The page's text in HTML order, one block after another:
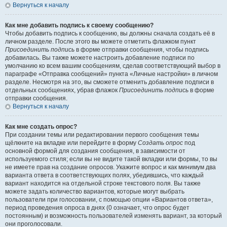
Вернуться к началу
Как мне добавить подпись к своему сообщению?
Чтобы добавить подпись к сообщению, вы должны сначала создать её в
личном разделе. После этого вы можете отметить флажком пункт
Присоединить подпись в форме отправки сообщения, чтобы подпись
добавилась. Вы также можете настроить добавление подписи по
умолчанию ко всем вашим сообщениям, сделав соответствующий выбор в
параграфе «Отправка сообщений» пункта «Личные настройки» в личном
разделе. Несмотря на это, вы сможете отменить добавление подписи в
отдельных сообщениях, убрав флажок Присоединить подпись в форме
отправки сообщения.
Вернуться к началу
Как мне создать опрос?
При создании темы или редактировании первого сообщения темы
щёлкните на вкладке или перейдите в форму Создать опрос под
основной формой для создания сообщения, в зависимости от
используемого стиля; если вы не видите такой вкладки или формы, то вы
не имеете прав на создание опросов. Укажите вопрос и как минимум два
варианта ответа в соответствующих полях, убедившись, что каждый
вариант находится на отдельной строке текстового поля. Вы также
можете задать количество вариантов, которые могут выбрать
пользователи при голосовании, с помощью опции «Вариантов ответа»,
период проведения опроса в днях (0 означает, что опрос будет
постоянным) и возможность пользователей изменять вариант, за который
они проголосовали.